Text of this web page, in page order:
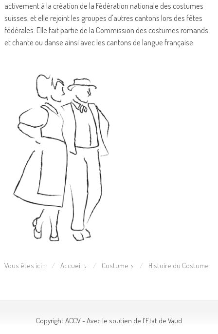
activement à la création de la Fédération nationale des costumes
suisses, et elle rejoint les groupes d'autres cantons lors des fêtes
fédérales. Elle fait partie de la Commission des costumes romands
et chante ou danse ainsi avec les cantons de langue française.
Vous êtes ici : Accueil Costume Histoire du Costume
Copyright ACCV - Avec le soutien de l'Etat de Vaud